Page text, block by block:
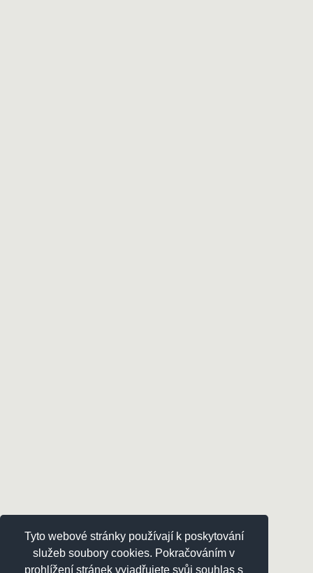
Tyto webové stránky používají k poskytování
služeb soubory cookies. Pokračováním v
prohlížení stránek vyjadřujete svůj souhlas s